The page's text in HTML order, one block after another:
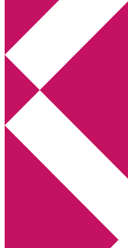
Annikas litteratur- och kulturblogg
Deckare, kriminalromaner, thrillers
Hem
Boktolva
Författarfemman
Kontakt
Webbshop Amazon